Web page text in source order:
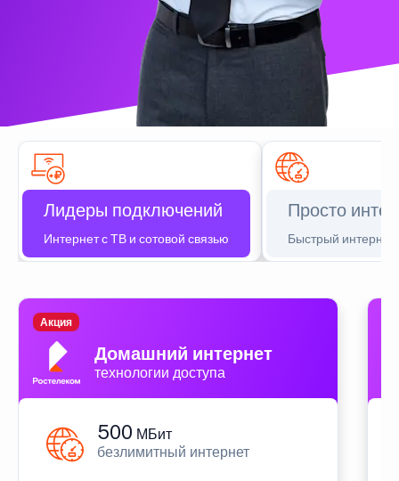
Лидеры подключений
Интернет с ТВ и сотовой связью
Просто
Быстрый интернет
Домашний интернет
технологии доступа
Акция
500 МБит
безлимитный интернет